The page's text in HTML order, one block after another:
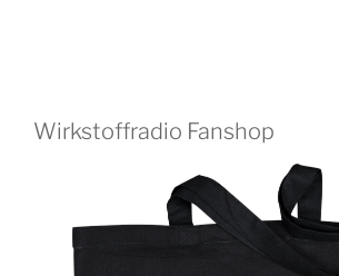
Wirkstoffradio Fanshop